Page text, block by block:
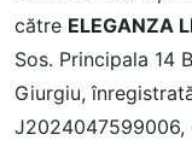
către ELEGANZA
Sos. Principala 14
Giurgiu,
J2024047599006,